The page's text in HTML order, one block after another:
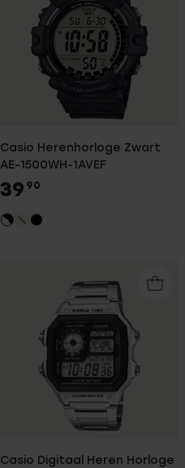
Casio Herenhorloge Zwart
AE-1500WH-1AVEF
39 90
Casio Digitaal Heren Horloge